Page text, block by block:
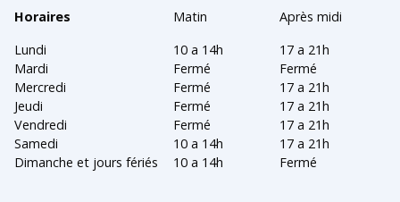
Horaires Matin
Après midi
Lundi
10 a 14h
17 a 21h
Mardi
Fermé
Fermé
Mercredi
Fermé
17 a 21h
Jeudi
Fermé
17 a 21h
Vendredi
Fermé
17 a 21h
Samedi
10 a 14h
17 a 21h
Dimanche et jours fériés
10 a 14h Fermé